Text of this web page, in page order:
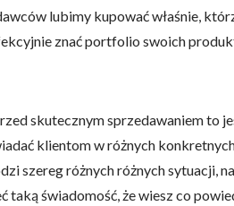
lubimy kupować właśnie,
znać portfolio swoich
skutecznym sprzedawaniem to
klientom w różnych
szereg różnych różnych sytuacji,
świadomość, że wiesz co
w procesie klasyfikowania, wraz z